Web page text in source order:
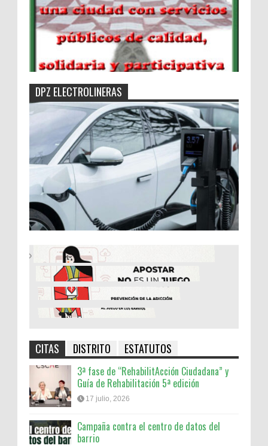
DPZ ELECTROLINERAS
CITAS DISTRITO ESTATUTOS
3ª fase de “RehabilitAcción Ciudadana” y
Guía de Rehabilitación 5ª edición
17 julio, 2026
Campaña contra el centro de datos del
barrio